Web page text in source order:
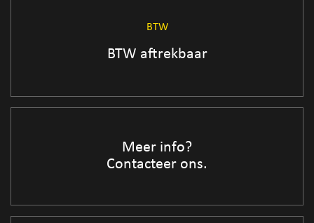
BTW
BTW aftrekbaar
Meer info?
Contacteer ons.